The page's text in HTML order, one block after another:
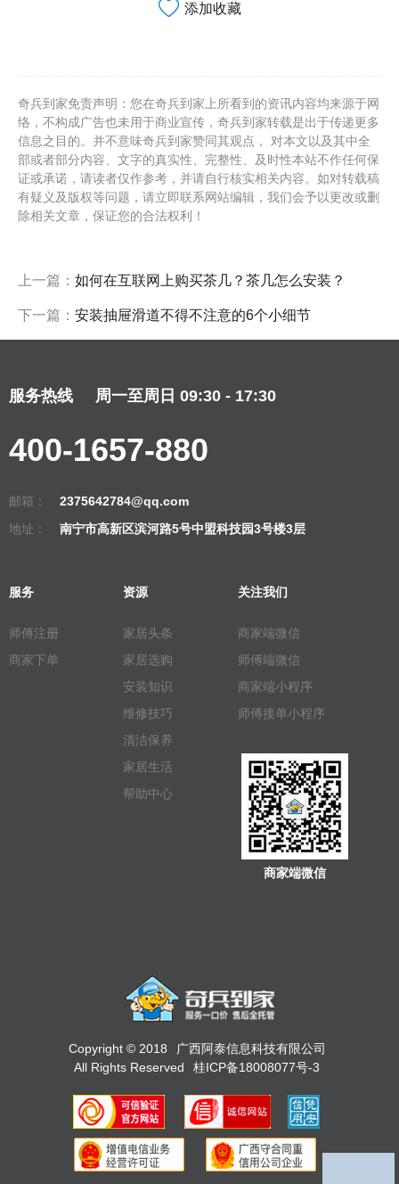
添加收藏
奇兵到家免责声明：您在奇兵到家上所看到的资讯内容均来源于网
络，不构成广告也未用于商业宣传，奇兵到家转载是出于传递更多
信息之目的。并不意味奇兵到家赞同其观点， 对本文以及其中全
部或者部分内容、文字的真实性、完整性、及时性本站不作任何保
证或承诺，请读者仅作参考，并请自行核实相关内容。如对转载稿
有疑义及版权等问题，请立即联系网站编辑，我们会予以更改或删
除相关文章，保证您的合法权利！
上一篇： 如何在互联网上购买茶几？茶几怎么安装？
下一篇： 安装抽屉滑道不得不注意的6个小细节
服务热线 周一至周日 09:30 - 17:30
400-1657-880
邮箱：
2375642784@qq.com
地址：
南宁市高新区滨河路5号中盟科技园3号楼3层
服务
师傅注册
商家下单
资源
家居头条
家居选购
安装知识
维修技巧
清洁保养
家居生活
帮助中心
关注我们
商家端微信
师傅端微信
商家端小程序
师傅接单小程序
商家端微信
Copyright © 2018
广西阿泰信息科技有限公司
All Rights Reserved
桂ICP备18008077号-3